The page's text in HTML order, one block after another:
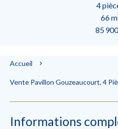
4
66
85
Accueil
Vente Pavillon Gouzeaucourt, 4
Informations